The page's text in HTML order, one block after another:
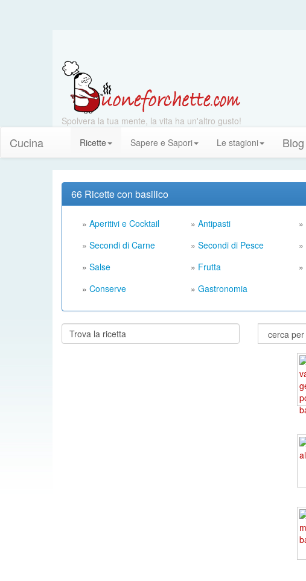
Spolvera la tua mente, la vita ha un'altro gusto!
Cucina Ricette Sapere e Sapori Le stagioni Blog
66 Ricette con basilico
» Aperitivi e Cocktail » Antipasti »
» Secondi di Carne » Secondi di Pesce »
» Salse » Frutta »
» Conserve » Gastronomia
Cerca